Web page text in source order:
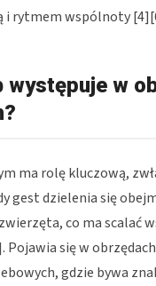
i rytmem wspólnoty
występuje w
ma rolę kluczową,
gest dzielenia się
co ma scalać
Pojawia się w
gdzie bywa